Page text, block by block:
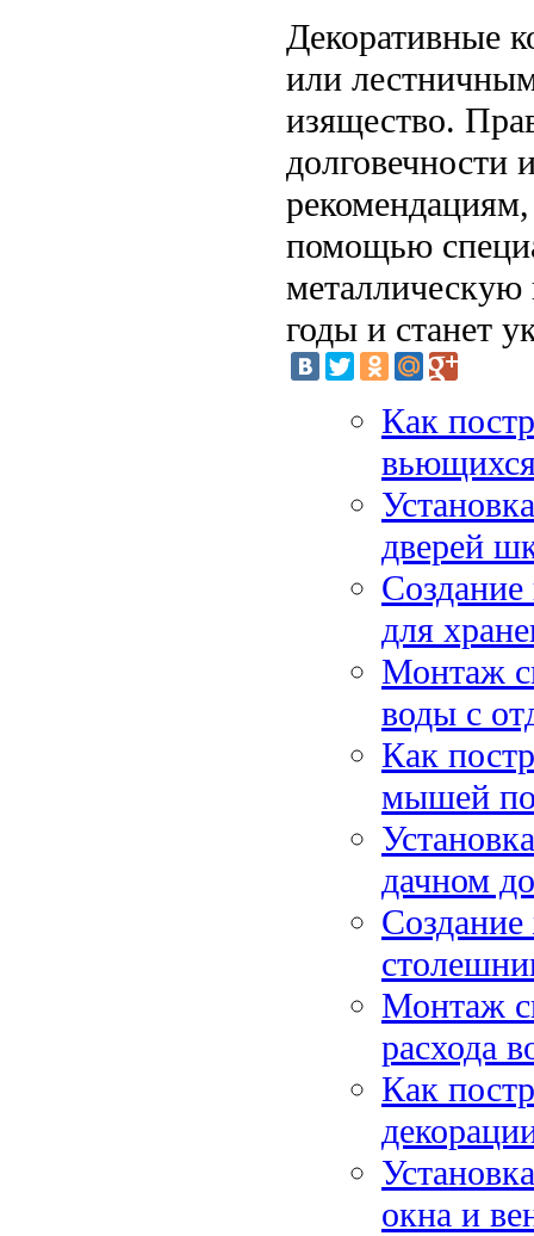
Декоративные
или
изящество.
долговечности
помощью
металлическую
годы и станет
Как
дверей
для
Монтаж
воды с
Как
мышей
дачном
Монтаж
расхода
Как
окна и